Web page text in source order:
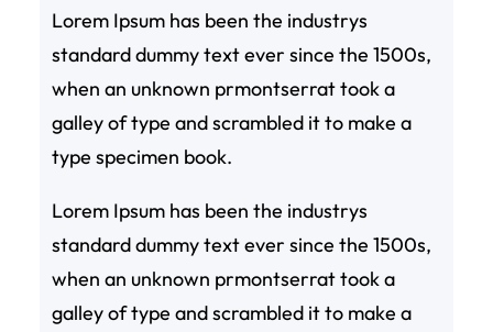
Lorem Ipsum has been the industrys
standard dummy text ever since the 1500s,
when an unknown prmontserrat took a
galley of type and scrambled it to make a
type specimen book.
Lorem Ipsum has been the industrys
standard dummy text ever since the 1500s,
when an unknown prmontserrat took a
galley of type and scrambled it to make a